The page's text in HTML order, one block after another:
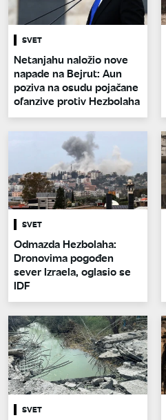
SVET
Netanjahu naložio nove
napade na Bejrut: Aun
poziva na osudu pojačane
ofanzive protiv Hezbolaha
SVET
Odmazda Hezbolaha:
Dronovima pogođen
sever Izraela, oglasio se
IDF
SVET